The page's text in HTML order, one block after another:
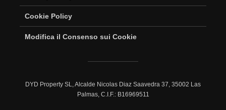
Cookie Policy
Modifica il Consenso sui Cookie
DYD Property SL, Alcalde Nicolas Diaz Saavedra 37, 35002 Las
Palmas, C.I.F.: B16969511